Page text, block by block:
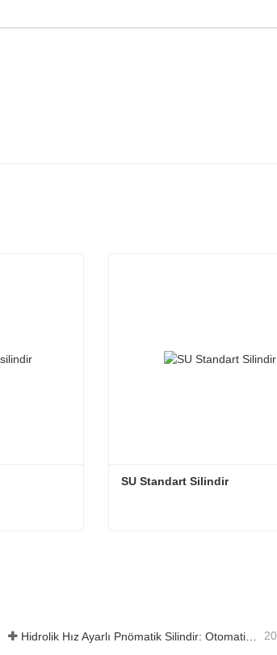
SU Standart Silindir
Hidrolik Hız Ayarlı Pnömatik Silindir: Otomatik Ekipmanlar için Stabil, Darbesiz Hareket Çözümü